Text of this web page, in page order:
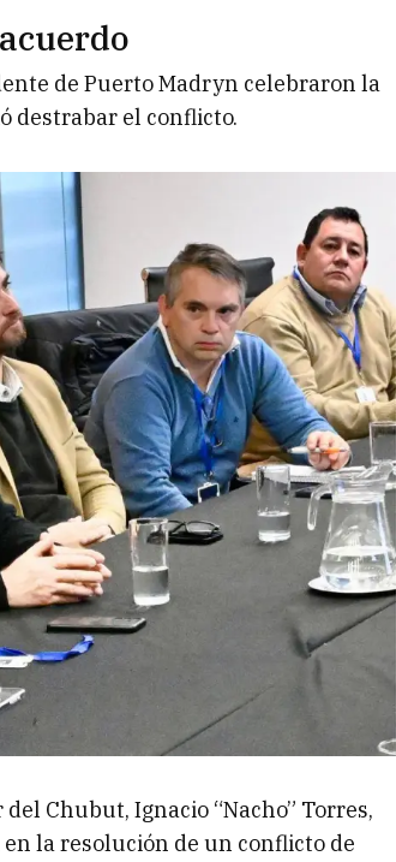
de Puerto Madryn celebraron la
destrabar el conflicto.
Chubut, Ignacio “Nacho” Torres,
la resolución de un conflicto de